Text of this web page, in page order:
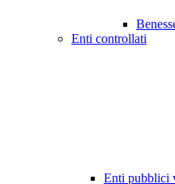
Enti controllati
Enti pubblici